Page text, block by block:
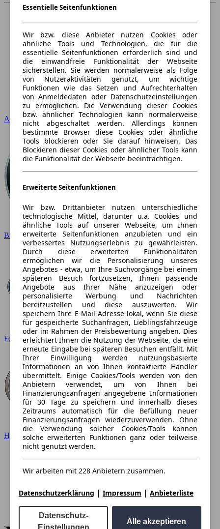
Audi
BMW
Ford
Hyundai
Essentielle Seitenfunktionen
Wir bzw. diese Anbieter nutzen Cookies oder
ähnliche Tools und Technologien, die für die
essentielle Seitenfunktionen erforderlich sind und
die einwandfreie Funktionalität der Webseite
sicherstellen. Sie werden normalerweise als Folge
von Nutzeraktivitäten genutzt, um wichtige
Funktionen wie das Setzen und Aufrechterhalten
von Anmeldedaten oder Datenschutzeinstellungen
zu ermöglichen. Die Verwendung dieser Cookies
bzw. ähnlicher Technologien kann normalerweise
nicht abgeschaltet werden. Allerdings können
bestimmte Browser diese Cookies oder ähnliche
Tools blockieren oder Sie darauf hinweisen. Das
Blockieren dieser Cookies oder ähnlicher Tools kann
die Funktionalität der Webseite beeinträchtigen.
Erweiterte Seitenfunktionen
Wir bzw. Drittanbieter nutzen unterschiedliche
technologische Mittel, darunter u.a. Cookies und
ähnliche Tools auf unserer Webseite, um Ihnen
erweiterte Seitenfunktionen anzubieten und ein
verbessertes Nutzungserlebnis zu gewährleisten.
Durch diese erweiterten Funktionalitäten
ermöglichen wir die Personalisierung unseres
Angebotes - etwa, um Ihre Suchvorgänge bei einem
späteren Besuch fortzusetzen, Ihnen passende
Angebote aus Ihrer Nähe anzuzeigen oder
personalisierte Werbung und Nachrichten
bereitzustellen und diese auszuwerten. Wir
speichern Ihre E-Mail-Adresse lokal, wenn Sie diese
für gespeicherte Suchanfragen, Lieblingsfahrzeuge
oder im Rahmen der Preisbewertung angeben. Dies
erleichtert Ihnen die Nutzung der Webseite, da eine
erneute Eingabe bei späteren Besuchen entfällt. Mit
Ihrer Einwilligung werden nutzungsbasierte
Informationen an von Ihnen kontaktierte Händler
übermittelt. Einige Cookies/Tools werden von den
Anbietern verwendet, um von Ihnen bei
Finanzierungsanfragen angegebene Informationen
für 30 Tage zu speichern und innerhalb dieses
Zeitraums automatisch für die Befüllung neuer
Finanzierungsanfragen wiederzuverwenden. Ohne
die Verwendung solcher Cookies/Tools können
solche erweiterten Funktionen ganz oder teilweise
nicht genutzt werden.
Wir arbeiten mit 228 Anbietern zusammen.
Datenschutzerklärung | Impressum | Anbieterliste
Datenschutz-
Einstellungen
Alle akzeptieren